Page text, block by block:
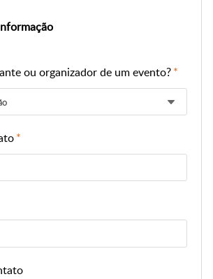
ou organizador de um evento?